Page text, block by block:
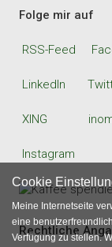
Folge mir auf
RSS-Feed
LinkedIn
XING
Instagram
Rechtliche
Cookie
Meine Internetseite
eine
Verfügung zu stellen.